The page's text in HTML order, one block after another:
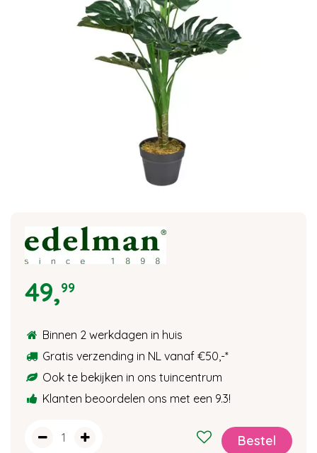
49,99
Binnen 2 werkdagen in huis
Gratis verzending in NL vanaf €50,-*
Ook te bekijken in ons tuincentrum
Klanten beoordelen ons met een 9.3!